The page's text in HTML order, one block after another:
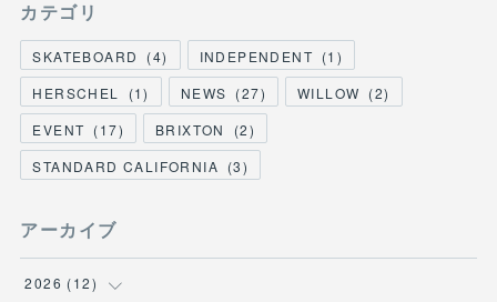
カテゴリ
SKATEBOARD (4) INDEPENDENT (1 )
HERSCHEL
(1) NEWS (27) WILLOW (2)
EVENT (17) BRIXTON (2)
STANDARD CALIFORNIA (3)
アーカイブ
2026 (12)